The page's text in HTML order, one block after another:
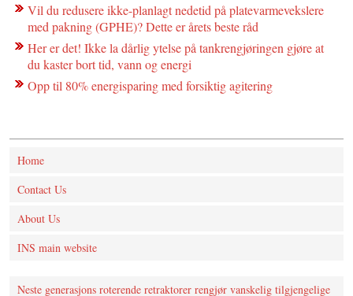
Vil du redusere ikke-planlagt nedetid på platevarmevekslere
med pakning (GPHE)? Dette er årets beste råd
Her er det! Ikke la dårlig ytelse på tankrengjøringen gjøre at
du kaster bort tid, vann og energi
Opp til 80% energisparing med forsiktig agitering
Home
Contact Us
About Us
INS main website
Neste generasjons roterende retraktorer rengjør vanskelig tilgjengelige